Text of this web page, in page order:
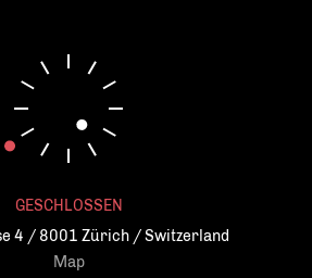
GESCHLOSSEN
4 / 8001 Zürich / Switzerland
Map